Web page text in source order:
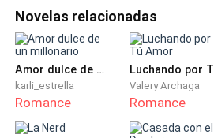
—¿De verdad no me reconoce?
que solo ella escuchó
—¿Qué dices?
—Nada, nada, digo que, no todas
novias, algunas debemos
Novelas relacionadas
Amor dulce de un millonario
karli_estrella
Romance
Valery Archaga
Romance